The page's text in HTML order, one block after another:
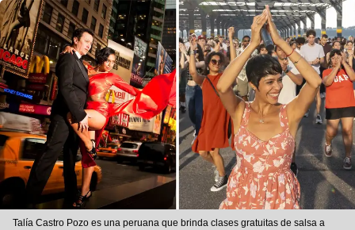
Talía Castro Pozo es una peruana que brinda clases gratuitas de salsa a